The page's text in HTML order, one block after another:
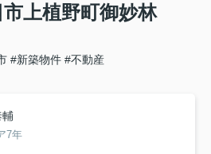
市上植野町御妙林
#新築物件 #不動産
輔
7年